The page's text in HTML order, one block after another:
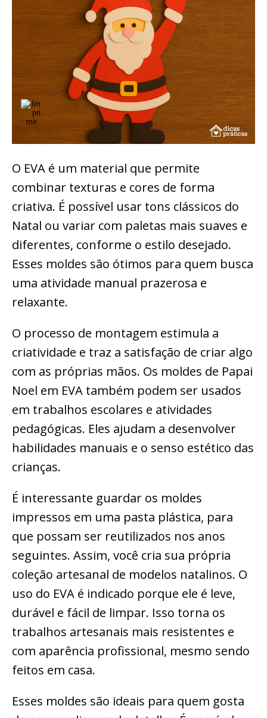
O EVA é um material que permite
combinar texturas e cores de forma
criativa. É possível usar tons clássicos do
Natal ou variar com paletas mais suaves e
diferentes, conforme o estilo desejado.
Esses moldes são ótimos para quem busca
uma atividade manual prazerosa e
relaxante.
O processo de montagem estimula a
criatividade e traz a satisfação de criar algo
com as próprias mãos. Os moldes de Papai
Noel em EVA também podem ser usados
em trabalhos escolares e atividades
pedagógicas. Eles ajudam a desenvolver
habilidades manuais e o senso estético das
crianças.
É interessante guardar os moldes
impressos em uma pasta plástica, para
que possam ser reutilizados nos anos
seguintes. Assim, você cria sua própria
coleção artesanal de modelos natalinos. O
uso do EVA é indicado porque ele é leve,
durável e fácil de limpar. Isso torna os
trabalhos artesanais mais resistentes e
com aparência profissional, mesmo sendo
feitos em casa.
Esses moldes são ideais para quem gosta